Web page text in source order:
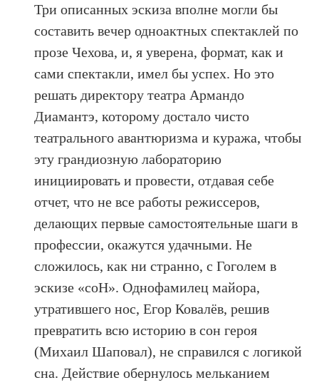
Три описанных эскиза вполне могли бы
составить вечер одноактных спектаклей по
прозе Чехова, и, я уверена, формат, как и
сами спектакли, имел бы успех. Но это
решать директору театра Армандо
Диамантэ, которому достало чисто
театрального авантюризма и куража, чтобы
эту грандиозную лабораторию
инициировать и провести, отдавая себе
отчет, что не все работы режиссеров,
делающих первые самостоятельные шаги в
профессии, окажутся удачными. Не
сложилось, как ни странно, с Гоголем в
эскизе «соН». Однофамилец майора,
утратившего нос, Егор Ковалёв, решив
превратить всю историю в сон героя
(Михаил Шаповал), не справился с логикой
сна. Действие обернулось мельканием